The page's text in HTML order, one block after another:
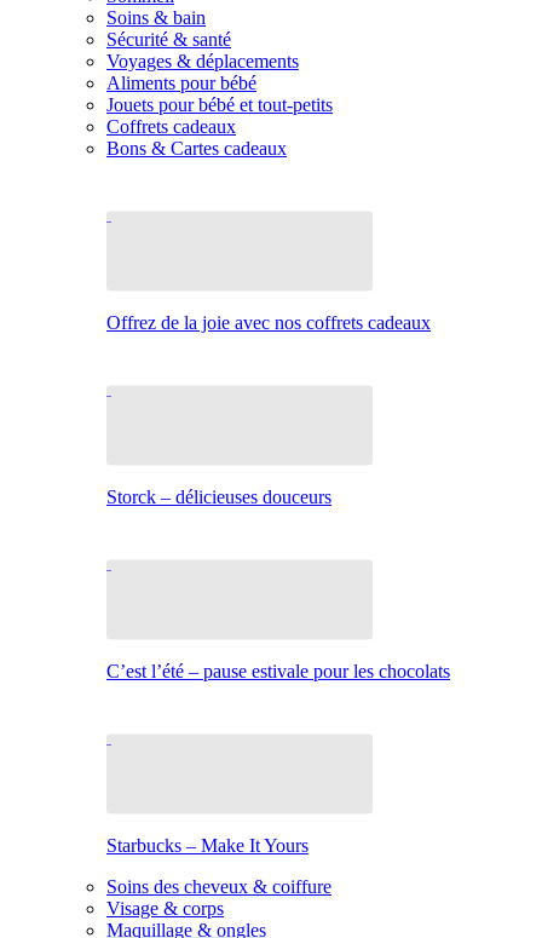
Soins & bain
Sécurité & santé
Voyages & déplacements
Aliments pour bébé
Jouets pour bébé et tout-petits
Coffrets cadeaux
Bons & Cartes cadeaux
Offrez de la joie avec nos coffrets cadeaux
Storck – délicieuses douceurs
C’est l’été – pause estivale pour les chocolats
Starbucks – Make It Yours
Soins des cheveux & coiffure
Visage & corps
Maquillage & ongles